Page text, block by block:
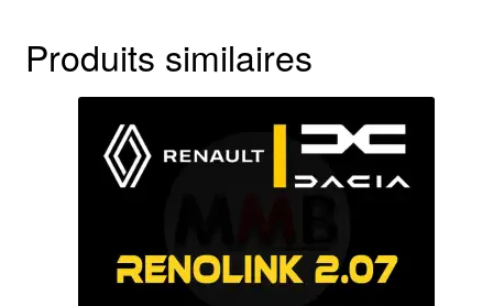
Produits similaires